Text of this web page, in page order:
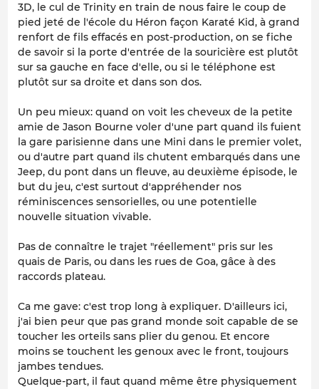
3D, le cul de Trinity en train de nous faire le coup de
pied jeté de l'école du Héron façon Karaté Kid, à grand
renfort de fils effacés en post-production, on se fiche
de savoir si la porte d'entrée de la souricière est plutôt
sur sa gauche en face d'elle, ou si le téléphone est
plutôt sur sa droite et dans son dos.
Un peu mieux: quand on voit les cheveux de la petite
amie de Jason Bourne voler d'une part quand ils fuient
la gare parisienne dans une Mini dans le premier volet,
ou d'autre part quand ils chutent embarqués dans une
Jeep, du pont dans un fleuve, au deuxième épisode, le
but du jeu, c'est surtout d'appréhender nos
réminiscences sensorielles, ou une potentielle
nouvelle situation vivable.
Pas de connaître le trajet "réellement" pris sur les
quais de Paris, ou dans les rues de Goa, gâce à des
raccords plateau.
Ca me gave: c'est trop long à expliquer. D'ailleurs ici,
j'ai bien peur que pas grand monde soit capable de se
toucher les orteils sans plier du genou. Et encore
moins se touchent les genoux avec le front, toujours
jambes tendues.
Quelque-part, il faut quand même être physiquement